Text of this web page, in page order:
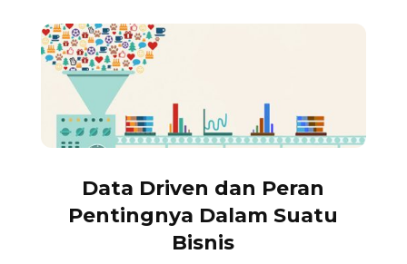
Data Driven dan Peran
Pentingnya Dalam Suatu
Bisnis